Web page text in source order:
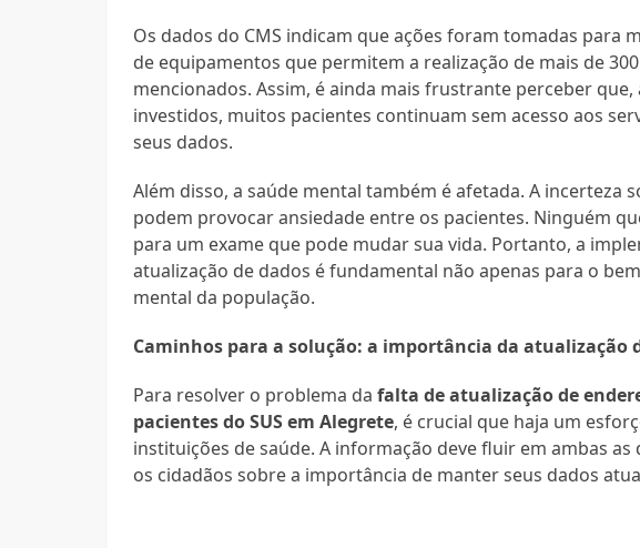
Os dados do CMS indicam que ações foram tomadas para
de equipamentos que permitem a realização de mais de
mencionados. Assim, é ainda mais frustrante perceber
investidos, muitos pacientes continuam sem acesso aos
seus dados.
Além disso, a saúde mental também é afetada. A incerteza
podem provocar ansiedade entre os pacientes. Ninguém
para um exame que pode mudar sua vida. Portanto, a
atualização de dados é fundamental não apenas para o
mental da população.
Caminhos para a solução: a importância da atualização
Para resolver o problema dafalta de atualização de
pacientes do SUS em Alegrete, é crucial que haja um
instituições de saúde. A informação deve fluir em ambas
os cidadãos sobre a importância de manter seus dados